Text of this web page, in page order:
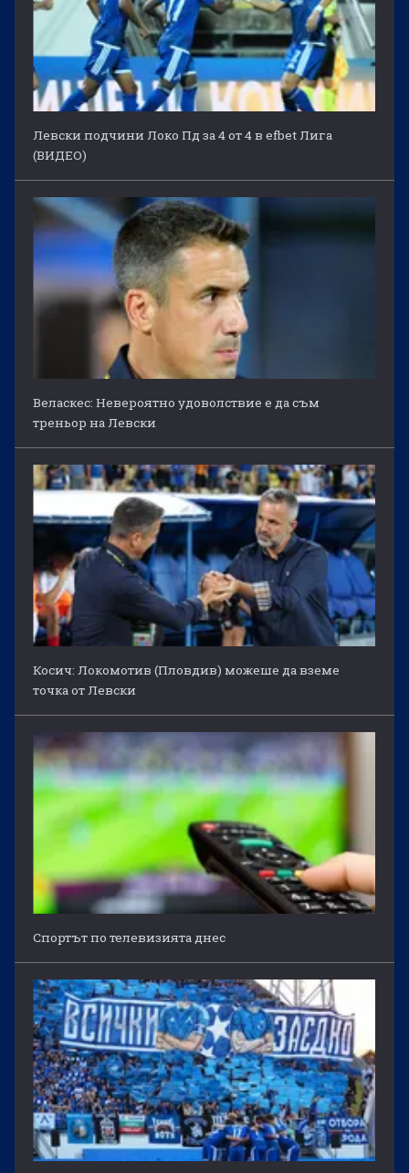
Левски подчини Локо Пд за 4 от 4 в efbet Лига
(ВИДЕО)
Веласкес: Невероятно удоволствие е да съм
треньор на Левски
Косич: Локомотив (Пловдив) можеше да вземе
точка от Левски
Спортът по телевизията днес